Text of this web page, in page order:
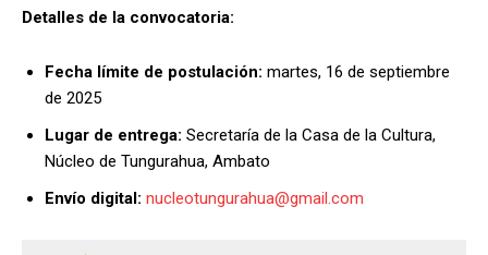
Detalles de la convocatoria:
Fecha límite de postulación: martes, 16 de septiembre
de 2025
Lugar de entrega: Secretaría de la Casa de la Cultura,
Núcleo de Tungurahua, Ambato
Envío digital: nucleotungurahua@gmail.com